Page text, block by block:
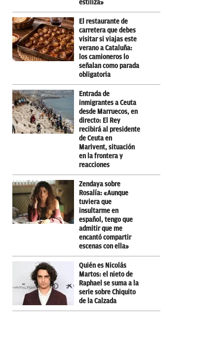
estiliza»
El restaurante de
carretera que debes
visitar si viajas este
verano a Cataluña:
los camioneros lo
señalan como parada
obligatoria
Entrada de
inmigrantes a Ceuta
desde Marruecos, en
directo: El Rey
recibirá al presidente
de Ceuta en
Marivent, situación
en la frontera y
reacciones
Zendaya sobre
Rosalía: «Aunque
tuviera que
insultarme en
español, tengo que
admitir que me
encantó compartir
escenas con ella»
Quién es Nicolás
Martos: el nieto de
Raphael se suma a la
serie sobre Chiquito
de la Calzada